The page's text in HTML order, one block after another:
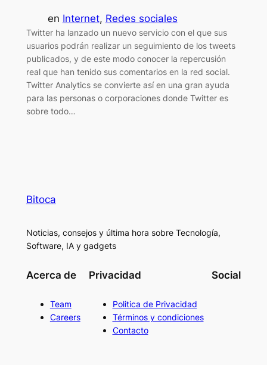
en Internet, Redes sociales
Twitter ha lanzado un nuevo servicio con el que sus
usuarios podrán realizar un seguimiento de los tweets
publicados, y de este modo conocer la repercusión
real que han tenido sus comentarios en la red social.
Twitter Analytics se convierte así en una gran ayuda
para las personas o corporaciones donde Twitter es
sobre todo…
Bitoca
Noticias, consejos y última hora sobre Tecnología,
Software, IA y gadgets
Acerca de
Team
Careers
Privacidad
Politica de Privacidad
Términos y condiciones
Contacto
Social